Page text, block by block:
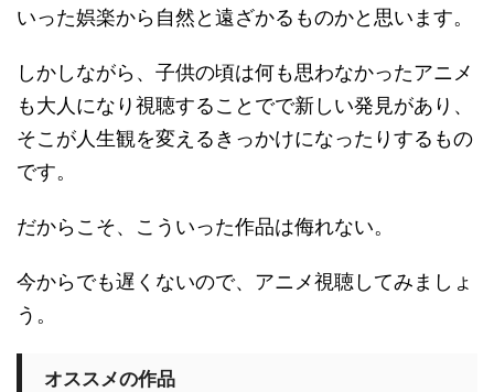
いった娯楽から自然と遠ざかるものかと思います。
しかしながら、子供の頃は何も思わなかったアニメ
も大人になり視聴することでで新しい発見があり、
そこが人生観を変えるきっかけになったりするもの
です。
だからこそ、こういった作品は侮れない。
今からでも遅くないので、アニメ視聴してみましょ
う。
オススメの作品